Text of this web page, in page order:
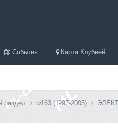
События Карта Клубней
раздел w163 (1997-2005)